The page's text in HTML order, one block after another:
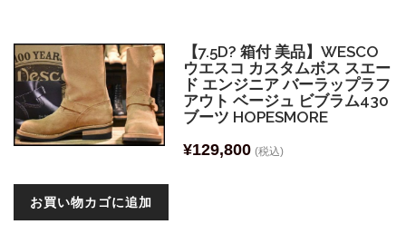
【7.5D? 箱付 美品】WESCO
ウエスコ カスタムボス スエー
ド エンジニア バーラップラフ
アウト ベージュ ビブラム430
ブーツ HOPESMORE
¥129,800 (税込)
お買い物カゴに追加